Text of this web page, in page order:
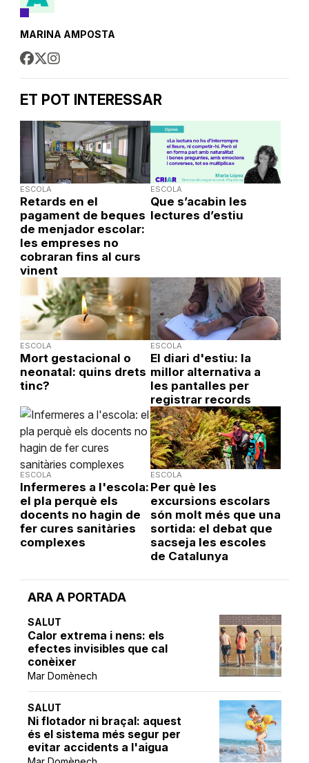
ARA A PORTADA
SALUT
Calor extrema i nens: els
efectes invisibles que cal
conèixer
Mar Domènech
SALUT
Ni flotador ni braçal: aquest
és el sistema més segur per
evitar accidents a l'aigua
MARINA AMPOSTA
ET POT INTERESSAR
ESCOLA
Retards en el
pagament de beques
de menjador escolar:
les empreses no
cobraran fins al curs
vinent
ESCOLA
Que s’acabin les
lectures d’estiu
ESCOLA
Mort gestacional o
neonatal: quins drets
tinc?
ESCOLA
El diari d'estiu: la
millor alternativa a
les pantalles per
registrar records
ESCOLA
Infermeres a l'escola:
el pla perquè els
docents no hagin de
fer cures sanitàries
complexes
ESCOLA
Per què les
excursions escolars
són molt més que una
sortida: el debat que
sacseja les escoles
de Catalunya